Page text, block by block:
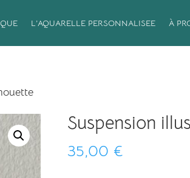
L’AQUARELLE PERSONNALISEE À
Suspension
35,00 €